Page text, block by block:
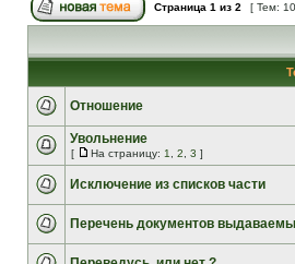
Страница 1 из 2 [ Тем:
Отношение
Увольнение
[ На страницу: 1 2 3 ]
Исключение из списков части
Перечень документов